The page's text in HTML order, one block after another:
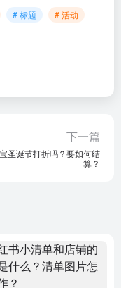
# 标题
# 活动
下一篇
圣诞节打折吗？要如何结
算？